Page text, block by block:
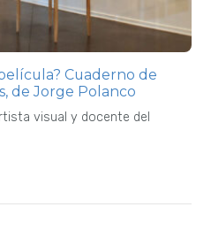
Cuaderno de
de Jorge Polanco
visual y docente del